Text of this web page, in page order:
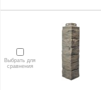
Выбрать для
сравнения